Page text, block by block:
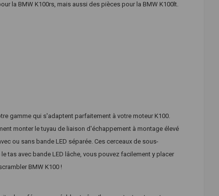
la BMW K100rs, mais aussi des pièces pour la BMW K100lt.
gamme qui s'adaptent parfaitement à votre moteur K100.
monter le tuyau de liaison d'échappement à montage élevé
ou sans bande LED séparée. Ces cerceaux de sous-
tas avec bande LED lâche, vous pouvez facilement y placer
BMW K100 !